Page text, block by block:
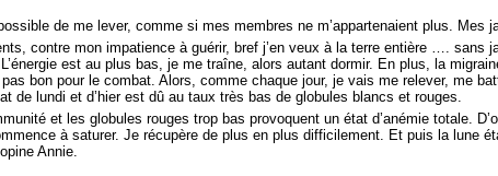
de me lever, comme si mes membres ne m’appartenaient plus. Mes
contre mon impatience à guérir, bref j’en veux à la terre entière …. sans
est au plus bas, je me traîne, alors autant dormir. En plus, la
bon pour le combat. Alors, comme chaque jour, je vais me relever, me
de lundi et d’hier est dû au taux très bas de globules blancs et rouges.
et les globules rouges trop bas provoquent un état d’anémie totale.
à saturer. Je récupère de plus en plus difficilement. Et puis la lune
Annie.